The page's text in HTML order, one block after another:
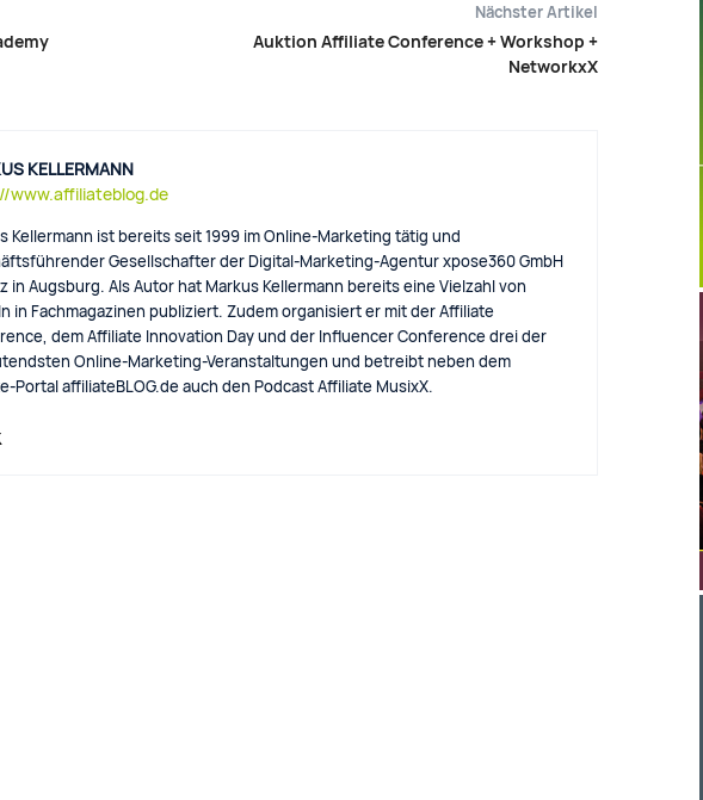
Nächster Artikel
Auktion Affiliate Conference + Workshop +
NetworkxX
KELLERMANN
www.affiliateblog.de
Kellermann ist bereits seit 1999 im Online-Marketing tätig und
Gesellschafter der Digital-Marketing-Agentur xpose360 GmbH
in Augsburg. Als Autor hat Markus Kellermann bereits eine Vielzahl von
in Fachmagazinen publiziert. Zudem organisiert er mit der Affiliate
dem Affiliate Innovation Day und der Influencer Conference drei der
Online-Marketing-Veranstaltungen und betreibt neben dem
Portal affiliateBLOG.de auch den Podcast Affiliate MusixX.